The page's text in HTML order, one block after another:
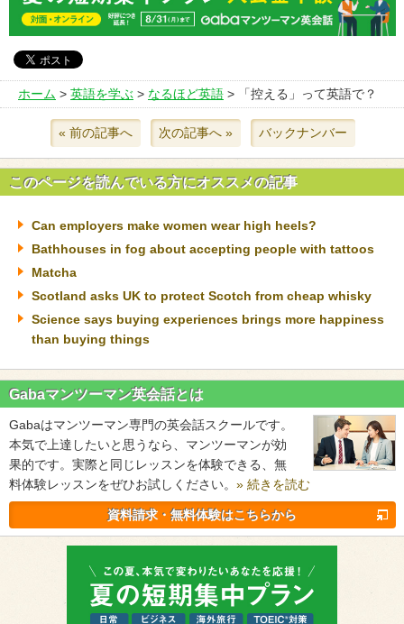
ホーム > 英語を学ぶ > なるほど英語 > 「控える」って英語で？
« 前の記事へ 次の記事へ » バックナンバー
このページを読んでいる方にオススメの記事
Can employers make women wear high heels?
Bathhouses in fog about accepting people with tattoos
Matcha
Scotland asks UK to protect Scotch from cheap whisky
Science says buying experiences brings more happiness
than buying things
Gabaマンツーマン英会話とは
Gabaはマンツーマン専門の英会話スクールです。
本気で上達したいと思うなら、マンツーマンが効
果的です。実際と同じレッスンを体験できる、無
料体験レッスンをぜひお試しください。 » 続きを読む
資料請求・無料体験はこちらから